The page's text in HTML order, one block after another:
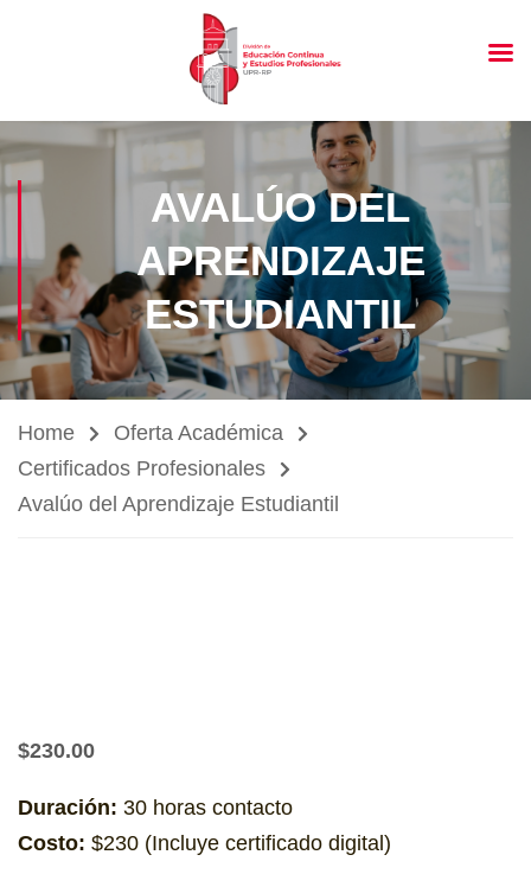
AVALÚO DEL
APRENDIZAJE
ESTUDIANTIL
Home
Oferta Académica
Certificados Profesionales
Avalúo del Aprendizaje Estudiantil
$230.00
Duración: 30 horas contacto
Costo: $230 (Incluye certificado digital)